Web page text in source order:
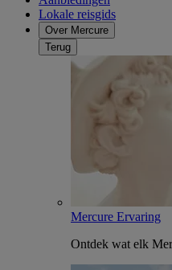
Lokale reisgids
Over Mercure
Terug
Mercure Ervaring
Ontdek wat elk